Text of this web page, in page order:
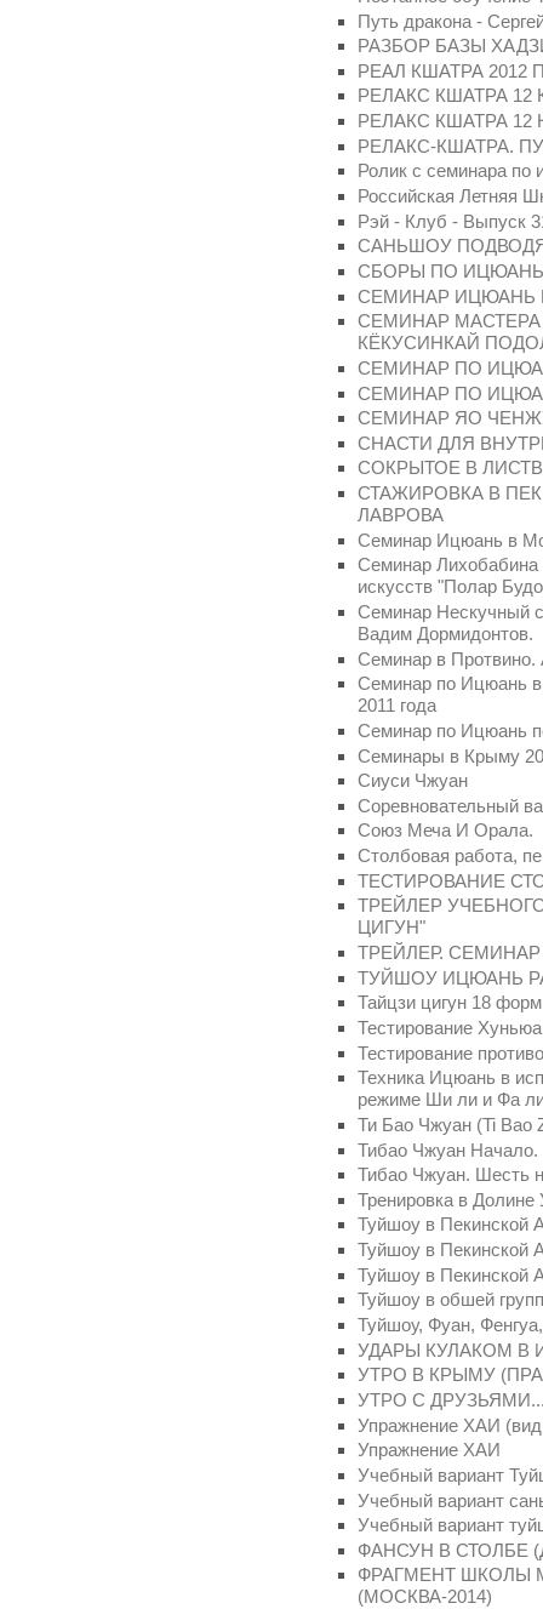
Путь дракона -
РАЗБОР БАЗЫ
РЕАЛ КШАТРА 2012
РЕЛАКС КШАТРА 12
РЕЛАКС КШАТРА 12
РЕЛАКС-КШАТРА.
Ролик с семинара по
Российская Летняя
Рэй - Клуб - Выпуск
САНЬШОУ
СБОРЫ ПО ИЦЮАНЬ
СЕМИНАР ИЦЮАНЬ
СЕМИНАР
КЁКУСИНКАЙ
СЕМИНАР ПО
СЕМИНАР ПО
СЕМИНАР ЯО
СНАСТИ ДЛЯ
СОКРЫТОЕ В
СТАЖИРОВКА В
ЛАВРОВА
Семинар Ицюань в
Семинар
искусств "Полар
Семинар Нескучный
Вадим Дормидонтов.
Семинар в
Семинар по Ицюань
2011 года
Семинар по Ицюань
Семинары в Крыму
Сиуси Чжуан
Соревновательный
Союз Меча И Орала.
Столбовая работа,
ТЕСТИРОВАНИЕ
ТРЕЙЛЕР
ЦИГУН"
ТРЕЙЛЕР.
ТУЙШОУ ИЦЮАНЬ
Тайцзи цигун 18 форм
Тестирование
Тестирование
Техника Ицюань в
режиме Ши ли и Фа
Ти Бао Чжуан (Ti Bao
Тибао Чжуан Начало.
Тибао Чжуан. Шесть
Тренировка в
Туйшоу в Пекинской
Туйшоу в Пекинской
Туйшоу в Пекинской
Туйшоу в обшей
Туйшоу, Фуан,
УДАРЫ КУЛАКОМ В
УТРО В КРЫМУ
УТРО С
Упражнение ХАИ
Упражнение ХАИ
Учебный вариант
Учебный вариант
Учебный вариант
ФАНСУН В СТОЛБЕ
ФРАГМЕНТ ШКОЛЫ
(МОСКВА-2014)